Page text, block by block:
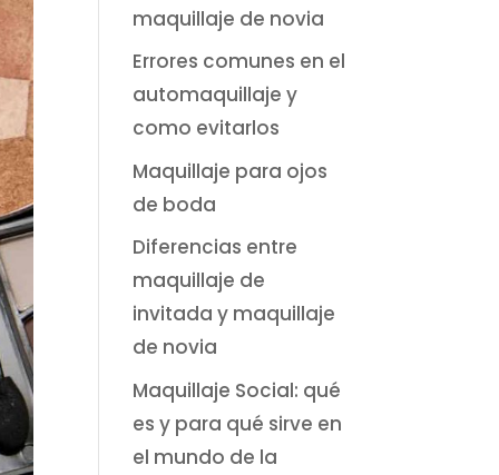
maquillaje de novia
Errores comunes en el
automaquillaje y
como evitarlos
Maquillaje para ojos
de boda
Diferencias entre
maquillaje de
invitada y maquillaje
de novia
Maquillaje Social: qué
es y para qué sirve en
el mundo de la